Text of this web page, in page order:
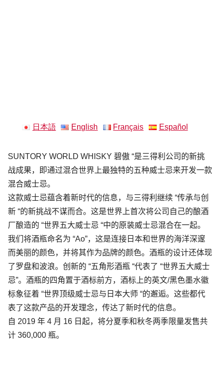
日本語 English Français Español
SUNTORY WORLD WHISKY 碧傲 “是三得利公司的新挑
战成果，即通过混合世界上最独特的五种威士忌来开发一款
混合威士忌。
这款威士忌蕴含着新时代的信息，与三得利继续 “传承与创
新 “的新挑战不谋而合。这是世界上首次将公司自己的酿酒
厂酿造的 “世界五大威士忌 “中的原装威士忌混合在一起。
我们将酒瓶命名为 “Ao”，这是连接日本和世界的海洋深邃
而美丽的颜色，并将其作为品牌的颜色。酒瓶的设计还体现
了罗盘和波浪。创新的 “五角形酒瓶 “代表了 “世界五大威士
忌”。酒瓶的四角置于酒标前方，酒标上的英文/黑色墨水徽
标象征着 “世界顶级威士忌与日本大师 “的邂逅。这些都代
表了这款产品的开发理念，传达了新时代的信息。
自 2019 年 4 月 16 日起，将分夏季和秋冬两季限量发售共
计 360,000 瓶。